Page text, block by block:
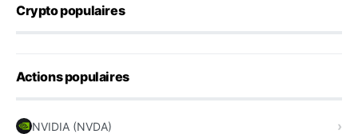
Crypto populaires
Actions populaires
NVIDIA (NVDA)